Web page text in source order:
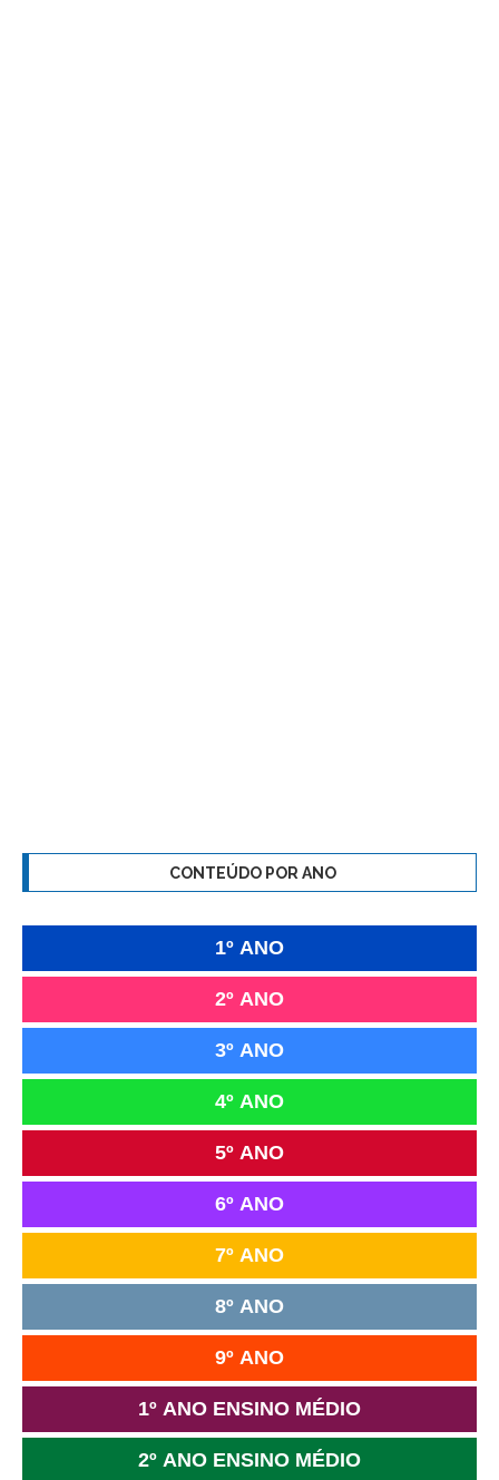
CONTEÚDO POR ANO
1º ANO
2º ANO
3º ANO
4º ANO
5º ANO
6º ANO
7º ANO
8º ANO
9º ANO
1º ANO ENSINO MÉDIO
2º ANO ENSINO MÉDIO